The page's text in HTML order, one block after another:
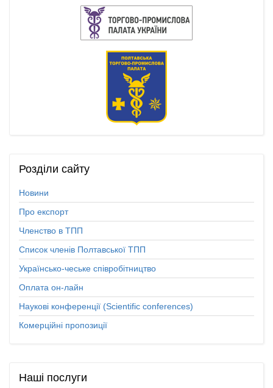
Розділи сайту
Новини
Про експорт
Членство в ТПП
Список членів Полтавської ТПП
Українсько-чеське співробітництво
Оплата он-лайн
Наукові конференції (Scientific conferences)
Комерційні пропозиції
Наші послуги